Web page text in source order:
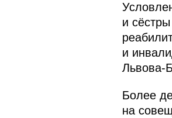
и
и
Львова-
Более
на